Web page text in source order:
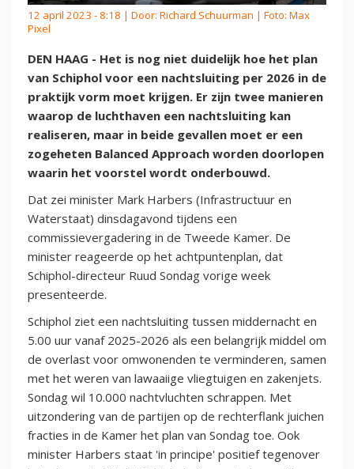
12 april 2023 - 8:18 | Door: Richard Schuurman | Foto: Max
Pixel
DEN HAAG - Het is nog niet duidelijk hoe het plan
van Schiphol voor een nachtsluiting per 2026 in de
praktijk vorm moet krijgen. Er zijn twee manieren
waarop de luchthaven een nachtsluiting kan
realiseren, maar in beide gevallen moet er een
zogeheten Balanced Approach worden doorlopen
waarin het voorstel wordt onderbouwd.
Dat zei minister Mark Harbers (Infrastructuur en
Waterstaat) dinsdagavond tijdens een
commissievergadering in de Tweede Kamer. De
minister reageerde op het achtpuntenplan, dat
Schiphol-directeur Ruud Sondag vorige week
presenteerde.
Schiphol ziet een nachtsluiting tussen middernacht en
5.00 uur vanaf 2025-2026 als een belangrijk middel om
de overlast voor omwonenden te verminderen, samen
met het weren van lawaaiige vliegtuigen en zakenjets.
Sondag wil 10.000 nachtvluchten schrappen. Met
uitzondering van de partijen op de rechterflank juichen
fracties in de Kamer het plan van Sondag toe. Ook
minister Harbers staat 'in principe' positief tegenover